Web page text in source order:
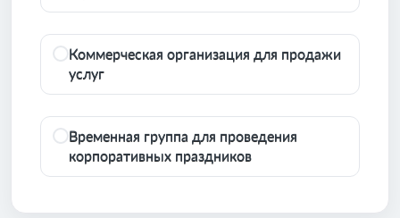
Коммерческая организация для продажи
услуг
Временная группа для проведения
корпоративных праздников